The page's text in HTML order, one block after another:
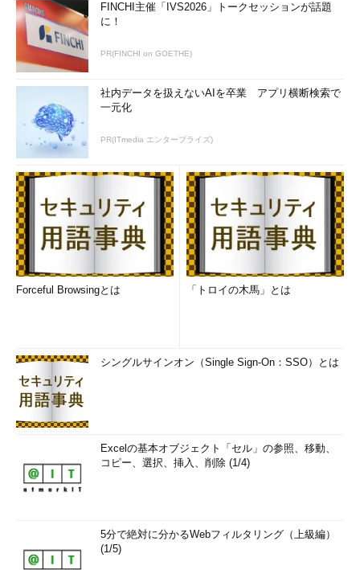
得して転職ができるはずです。
著者紹介
後藤和弥（ごとうかずや）
静岡県出身。大学卒業後、求人情報誌出版の営業、人事・人材
紹介事業・人材派遣事業と、人材ビジネスを14年経験した
後、キャリアデザインセンターへ転職。数多くの転職希望者・
派遣スタッフの相談を受けた経験から、事例に基づき相談者に
納得してもらえるキャリアカウンセリングを心掛けているとい
う。
「次回」へ
FINCHI主催「IVS2026」トークセッションが話題
に！
PR(FINCHI on GOETHE)
社内データを扱えないAIを卒業 アプリ横断検索で
一元化
PR(ITmedia エンタープライズ)
Forceful Browsingとは 「トロイの木馬」とは
シングルサインオン（Single Sign-On：SSO）とは
Excelの基本オブジェクト「セル」の参照、移動、
コピー、選択、挿入、削除 (1/4)
5分で絶対に分かるWebフィルタリング（上級編）
(1/5)